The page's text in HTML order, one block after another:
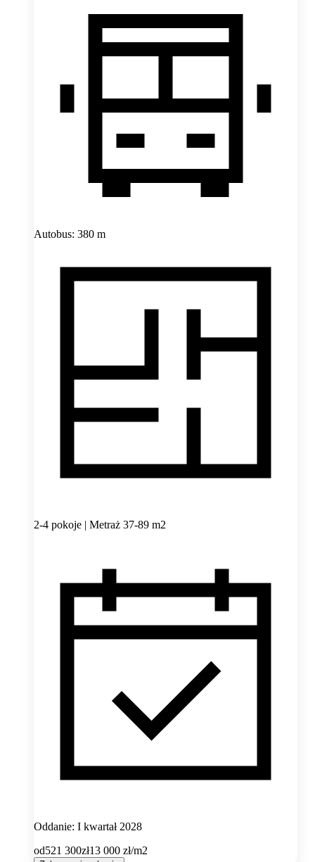
Autobus: 380 m
2-4 pokoje | Metraż 37-89 m2
Oddanie: I kwartał 2028
od521 300zł13 000 zł/m2